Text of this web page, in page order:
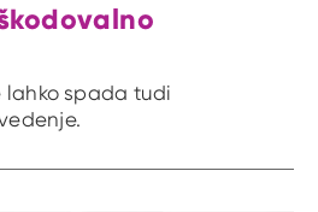
lahko spada tudi